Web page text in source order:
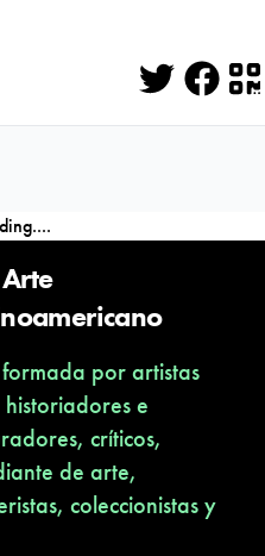
Twitter
por artistas
e
críticos,
de arte,
coleccionistas y